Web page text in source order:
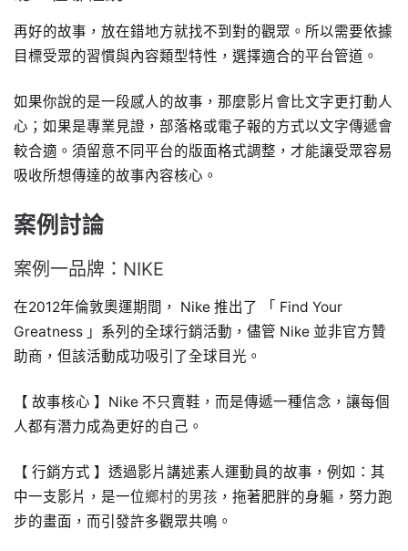
再好的故事，放在錯地方就找不到對的觀眾。所以需要依據
目標受眾的習慣與內容類型特性，選擇適合的平台管道。
如果你說的是一段感人的故事，那麼影片會比文字更打動人
心；如果是專業見證，部落格或電子報的方式以文字傳遞會
較合適。須留意不同平台的版面格式調整，才能讓受眾容易
吸收所想傳達的故事內容核心。
案例討論
案例一品牌：NIKE
在2012年倫敦奧運期間， Nike 推出了 「 Find Your
Greatness 」系列的全球行銷活動，儘管 Nike 並非官方贊
助商，但該活動成功吸引了全球目光。
【 故事核心 】Nike 不只賣鞋，而是傳遞一種信念，讓每個
人都有潛力成為更好的自己。
【 行銷方式 】透過影片講述素人運動員的故事，例如：其
中一支影片，是一位鄉村的男孩 ，拖著肥胖的身軀，努力跑
步的畫面，而引發許多觀眾共鳴。